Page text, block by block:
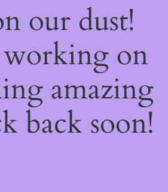
our dust!
on
amazing
back soon!